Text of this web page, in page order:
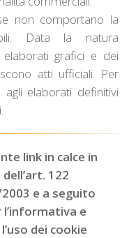
non comportano la
Data la natura
elaborati grafici e dei
atti ufficiali. Per
elaborati definitivi
link in calce in
122
e a seguito
e
dei cookie